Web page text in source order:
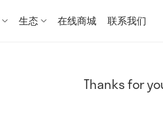
生态 在线商城 联系我们
Thanks for